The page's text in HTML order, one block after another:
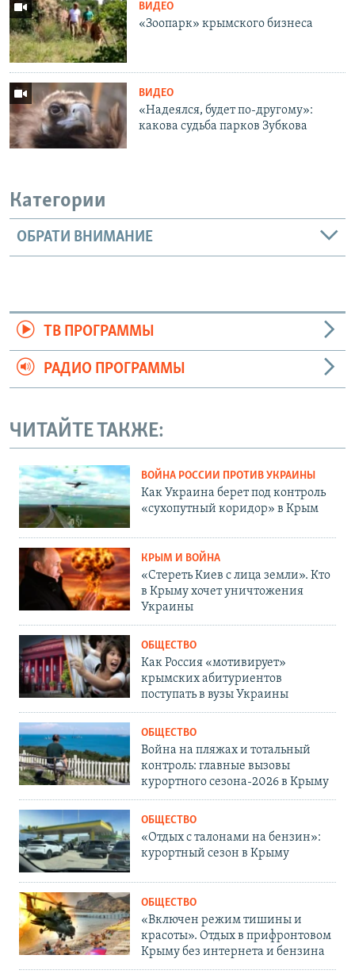
ВИДЕО
«Зоопарк» крымского бизнеса
ВИДЕО
«Надеялся, будет по-другому»:
какова судьба парков Зубкова
Категории
ОБРАТИ ВНИМАНИЕ
ТВ ПРОГРАММЫ
РАДИО ПРОГРАММЫ
ЧИТАЙТЕ ТАКЖЕ:
ВОЙНА РОССИИ ПРОТИВ УКРАИНЫ
Как Украина берет под контроль
«сухопутный коридор» в Крым
КРЫМ И ВОЙНА
«Стереть Киев с лица земли». Кто
в Крыму хочет уничтожения
Украины
ОБЩЕСТВО
Как Россия «мотивирует»
крымских абитуриентов
поступать в вузы Украины
ОБЩЕСТВО
Война на пляжах и тотальный
контроль: главные вызовы
курортного сезона-2026 в Крыму
ОБЩЕСТВО
«Отдых с талонами на бензин»:
курортный сезон в Крыму
ОБЩЕСТВО
«Включен режим тишины и
красоты». Отдых в прифронтовом
Крыму без интернета и бензина